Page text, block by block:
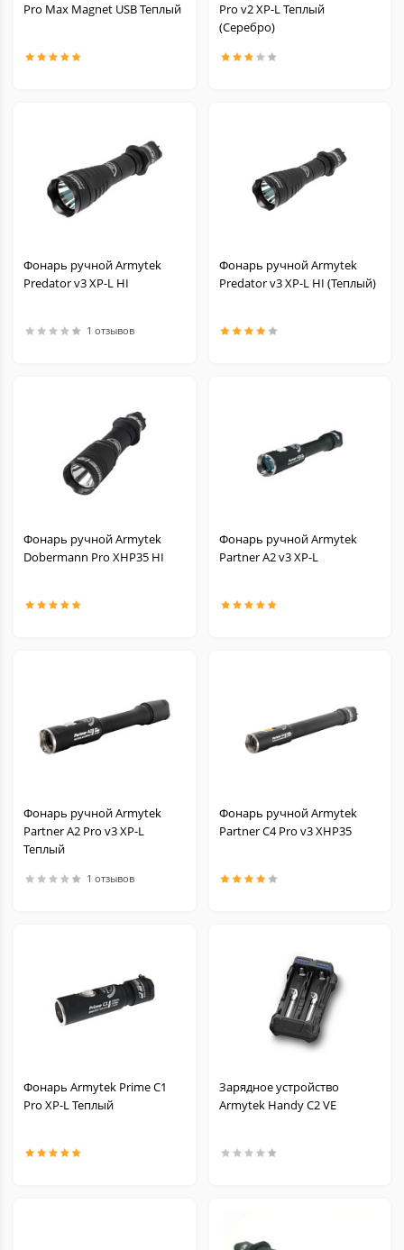
Pro Max Magnet USB Теплый
Pro v2 XP-L Теплый
(Серебро)
Фонарь ручной Armytek
Predator v3 XP-L HI
1 отзывов
Фонарь ручной Armytek
Predator v3 XP-L HI (Теплый)
Фонарь ручной Armytek
Dobermann Pro XHP35 HI
Фонарь ручной Armytek
Partner A2 v3 XP-L
Фонарь ручной Armytek
Partner A2 Pro v3 XP-L
Теплый
1 отзывов
Фонарь ручной Armytek
Partner C4 Pro v3 XHP35
Фонарь Armytek Prime C1
Pro XP-L Теплый
Зарядное устройство
Armytek Handy C2 VE